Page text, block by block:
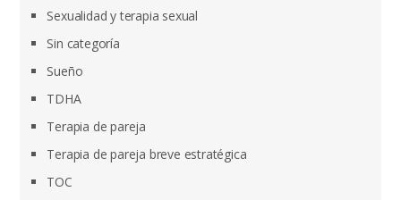
Sexualidad y terapia sexual
Sin categoría
Sueño
TDHA
Terapia de pareja
Terapia de pareja breve estratégica
TOC